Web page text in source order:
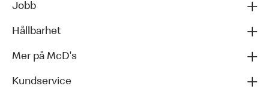
Jobb
Hållbarhet
Mer på McD's
Kundservice